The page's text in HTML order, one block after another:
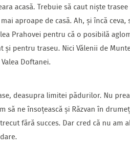
acasă. Trebuie să caut niște
aproape de casă. Ah, și încă
Prahovei pentru că o posibilă
pentru traseu. Nici Vălenii de
Doftanei.
deasupra limitei pădurilor. Nu
să ne însoțească și Răzvan în
fără succes. Dar cred că nu